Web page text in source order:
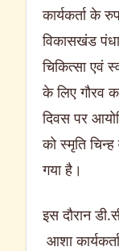
कार्यकर्ता के
विकासखंड
चिकित्सा एवं
के लिए गौरव
दिवस पर
को स्मृति
गया है।
इस दौरान
आशा